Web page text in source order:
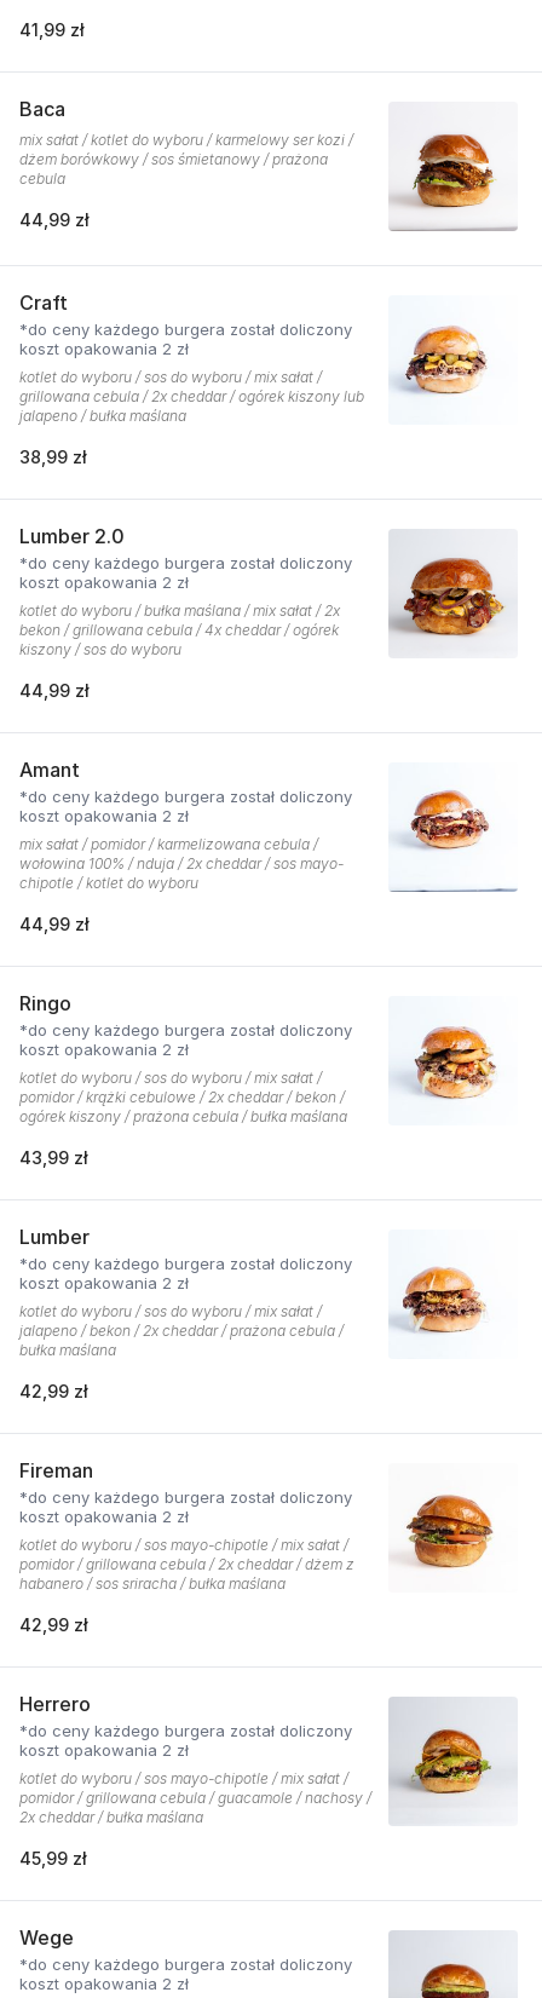
41,99 zł
Baca
mix sałat / kotlet do wyboru / karmelowy ser kozi /
dżem borówkowy / sos śmietanowy / prażona
cebula
44,99 zł
Craft
*do ceny każdego burgera został doliczony
koszt opakowania 2 zł
kotlet do wyboru / sos do wyboru / mix sałat /
grillowana cebula / 2x cheddar / ogórek kiszony lub
jalapeno / bułka maślana
38,99 zł
Lumber 2.0
*do ceny każdego burgera został doliczony
koszt opakowania 2 zł
kotlet do wyboru / bułka maślana / mix sałat / 2x
bekon / grillowana cebula / 4x cheddar / ogórek
kiszony / sos do wyboru
44,99 zł
Amant
*do ceny każdego burgera został doliczony
koszt opakowania 2 zł
mix sałat / pomidor / karmelizowana cebula /
wołowina 100% / nduja / 2x cheddar / sos mayo-
chipotle / kotlet do wyboru
44,99 zł
Ringo
*do ceny każdego burgera został doliczony
koszt opakowania 2 zł
kotlet do wyboru / sos do wyboru / mix sałat /
pomidor / krążki cebulowe / 2x cheddar / bekon /
ogórek kiszony / prażona cebula / bułka maślana
43,99 zł
Lumber
*do ceny każdego burgera został doliczony
koszt opakowania 2 zł
kotlet do wyboru / sos do wyboru / mix sałat /
jalapeno / bekon / 2x cheddar / prażona cebula /
bułka maślana
42,99 zł
Fireman
*do ceny każdego burgera został doliczony
koszt opakowania 2 zł
kotlet do wyboru / sos mayo-chipotle / mix sałat /
pomidor / grillowana cebula / 2x cheddar / dżem z
habanero / sos sriracha / bułka maślana
42,99 zł
Herrero
*do ceny każdego burgera został doliczony
koszt opakowania 2 zł
kotlet do wyboru / sos mayo-chipotle / mix sałat /
pomidor / grillowana cebula / guacamole / nachosy /
2x cheddar / bułka maślana
45,99 zł
Wege
*do ceny każdego burgera został doliczony
koszt opakowania 2 zł